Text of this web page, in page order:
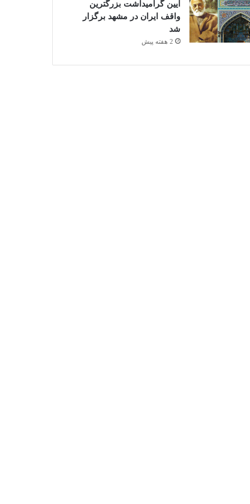
آیین گرامیداشت بزرگترین
واقف ایران در مشهد برگزار
شد
2 هفته پیش